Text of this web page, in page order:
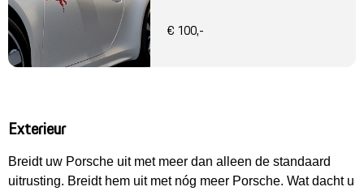
€ 100,-
Exterieur
Breidt uw Porsche uit met meer dan alleen de standaard
uitrusting. Breidt hem uit met nóg meer Porsche. Wat dacht u